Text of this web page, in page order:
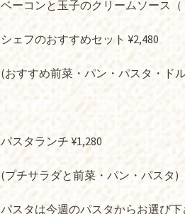
ベーコンと玉子のクリームソース（
シェフのおすすめセット ¥2,480
(おすすめ前菜・パン・パスタ・ド
パスタランチ ¥1,280
(プチサラダと前菜・パン・パスタ)
パスタは今週のパスタからお選び下